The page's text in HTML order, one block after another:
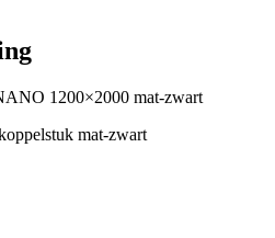
1200×2000 mat-zwart
mat-zwart